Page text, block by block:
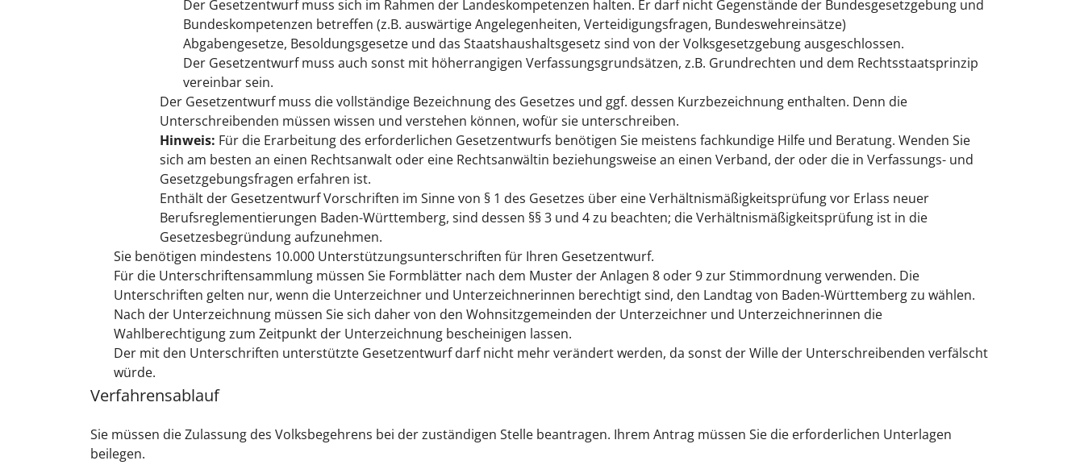
Der Gesetzentwurf muss sich im Rahmen der Landeskompetenzen halten. Er darf nicht Gegenstände der Bundesgesetzgebung und
Bundeskompetenzen betreffen (z.B. auswärtige Angelegenheiten, Verteidigungsfragen, Bundeswehreinsätze)
Abgabengesetze, Besoldungsgesetze und das Staatshaushaltsgesetz sind von der Volksgesetzgebung ausgeschlossen.
Der Gesetzentwurf muss auch sonst mit höherrangigen Verfassungsgrundsätzen, z.B. Grundrechten und dem Rechtsstaatsprinzip
vereinbar sein.
Der Gesetzentwurf muss die vollständige Bezeichnung des Gesetzes und ggf. dessen Kurzbezeichnung enthalten. Denn die
Unterschreibenden müssen wissen und verstehen können, wofür sie unterschreiben.
Hinweis: Für die Erarbeitung des erforderlichen Gesetzentwurfs benötigen Sie meistens fachkundige Hilfe und Beratung. Wenden Sie
sich am besten an einen Rechtsanwalt oder eine Rechtsanwältin beziehungsweise an einen Verband, der oder die in Verfassungs- und
Gesetzgebungsfragen erfahren ist.
Enthält der Gesetzentwurf Vorschriften im Sinne von § 1 des Gesetzes über eine Verhältnismäßigkeitsprüfung vor Erlass neuer
Berufsreglementierungen Baden-Württemberg, sind dessen §§ 3 und 4 zu beachten; die Verhältnismäßigkeitsprüfung ist in die
Gesetzesbegründung aufzunehmen.
Sie benötigen mindestens 10.000 Unterstützungsunterschriften für Ihren Gesetzentwurf.
Für die Unterschriftensammlung müssen Sie Formblätter nach dem Muster der Anlagen 8 oder 9 zur Stimmordnung verwenden. Die
Unterschriften gelten nur, wenn die Unterzeichner und Unterzeichnerinnen berechtigt sind, den Landtag von Baden-Württemberg zu wählen.
Nach der Unterzeichnung müssen Sie sich daher von den Wohnsitzgemeinden der Unterzeichner und Unterzeichnerinnen die
Wahlberechtigung zum Zeitpunkt der Unterzeichnung bescheinigen lassen.
Der mit den Unterschriften unterstützte Gesetzentwurf darf nicht mehr verändert werden, da sonst der Wille der Unterschreibenden verfälscht
würde.
Verfahrensablauf
Sie müssen die Zulassung des Volksbegehrens bei der zuständigen Stelle beantragen. Ihrem Antrag müssen Sie die erforderlichen Unterlagen
beilegen.